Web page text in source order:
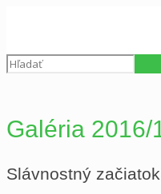
Galéria 2016/
Slávnostný